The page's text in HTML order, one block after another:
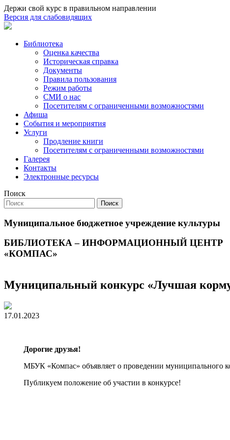
Держи свой курс в правильном направлении
Версия для слабовидящих
Библиотека
Оценка качества
Историческая справка
Документы
Правила пользования
Режим работы
СМИ о нас
Посетителям с ограниченными возможностями
Афиша
События и мероприятия
Услуги
Продление книги
Посетителям с ограниченными возможностями
Галерея
Контакты
Электронные ресурсы
Поиск
Поиск
Муниципальное бюджетное учреждение культуры
БИБЛИОТЕКА – ИНФОРМАЦИОННЫЙ ЦЕНТР
«КОМПАС»
Муниципальный конкурс «Лучшая
17.01.2023
Дорогие друзья!
МБУК «Компас» объявляет о проведении муниципального
Публикуем положение об участии в конкурсе!